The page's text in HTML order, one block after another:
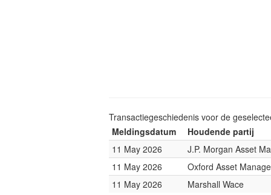
Transactiegeschiedenis voor de
Meldingsdatum
Houdende partij
11 May 2026
J.P. Morgan Asset
11 May 2026
Oxford Asset
11 May 2026
Marshall Wace